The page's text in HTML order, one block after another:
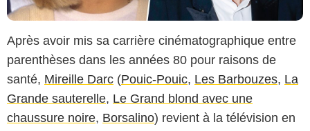
Après avoir mis sa carrière cinématographique entre
parenthèses dans les années 80 pour raisons de
santé, Mireille Darc (Pouic-Pouic, Les Barbouzes, La
Grande sauterelle, Le Grand blond avec une
chaussure noire, Borsalino) revient à la télévision en